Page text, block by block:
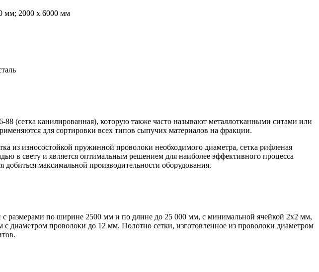
мм; 2000 х 6000 мм
(сетка канилированная), которую также часто называют металлотканными ситами или
для сортировки всех типов сыпучих материалов на фракции.
из износостойкой пружинной проволоки необходимого диаметра, сетка рифленая
в свету и является оптимальным решением для наиболее эффективного процесса
добиться максимальной производительности оборудования.
с размерами по ширине 2500 мм и по длине до 25 000 мм, с минимальной ячейкой 2х2 мм,
диаметром проволоки до 12 мм. Полотно сетки, изготовленное из проволоки диаметром